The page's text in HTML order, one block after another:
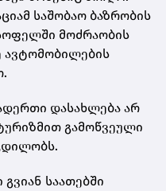
საშობაო ბაზრობის
მოძრაობის
ავტომობილების
დასახლება არ
გამოწვეული
საათებში